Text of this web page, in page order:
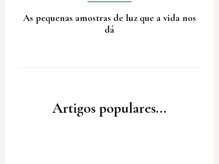
As pequenas amostras de luz que a vida nos
dá
Artigos populares...